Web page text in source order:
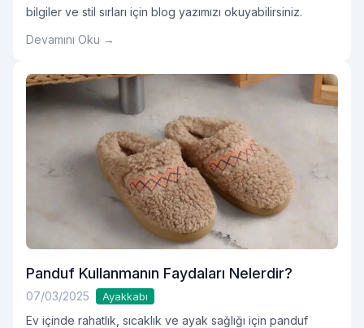
bilgiler ve stil sırları için blog yazımızı okuyabilirsiniz.
Devamını Oku →
Panduf Kullanmanın Faydaları Nelerdir?
07/03/2025 Ayakkabı
Ev içinde rahatlık, sıcaklık ve ayak sağlığı için panduf